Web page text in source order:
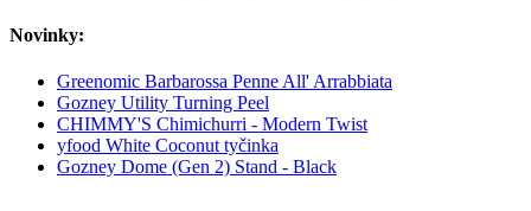
Novinky:
Greenomic Barbarossa Penne All' Arrabbiata
Gozney Utility Turning Peel
CHIMMY'S Chimichurri - Modern Twist
yfood White Coconut tyčinka
Gozney Dome (Gen 2) Stand - Black